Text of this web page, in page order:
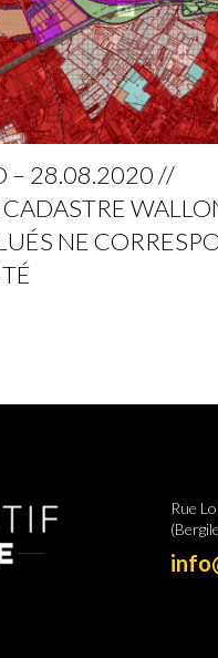
– 28.08.2020 //
NE
Rue